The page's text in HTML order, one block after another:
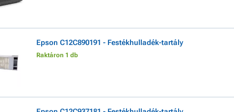
Epson C12C890191 - Festékhulladék-tartály
Raktáron 1 db